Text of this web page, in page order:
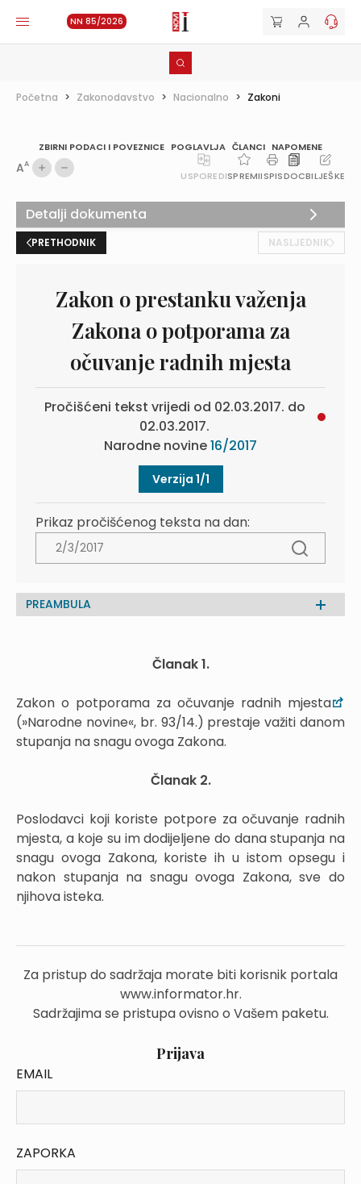
NN 85/2026
Početna > Zakonodavstvo > Nacionalno > Zakoni
ZBIRNI PODACI I POVEZNICE POGLAVLJA ČLANCI NAPOMENE
AA
USPOREDISPREMIISPISDOCBILJEŠKE
PRETHODNIK NASLJEDNIK
Zakon o prestanku važenja
Zakona o potporama za
očuvanje radnih mjesta
Pročišćeni tekst vrijedi od 02.03.2017. do
02.03.2017.
Narodne novine16/2017
Verzija 1/1
Prikaz pročišćenog teksta na dan:
PREAMBULA
Članak 1.
Zakon o potporama za očuvanje radnih mjesta
(»Narodne novine«, br. 93/14.) prestaje važiti danom
stupanja na snagu ovoga Zakona.
Članak 2.
Poslodavci koji koriste potpore za očuvanje radnih
mjesta, a koje su im dodijeljene do dana stupanja na
snagu ovoga Zakona, koriste ih u istom opsegu i
nakon stupanja na snagu ovoga Zakona, sve do
njihova isteka.
Za pristup do sadržaja morate biti korisnik portala
www.informator.hr.
Sadržajima se pristupa ovisno o Vašem paketu.
Prijava
EMAIL
ZAPORKA
Detalji dokumenta